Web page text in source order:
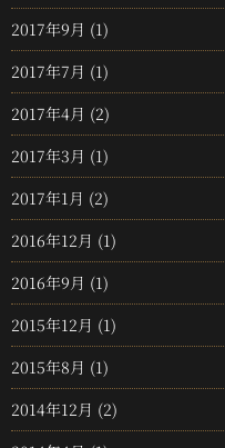
2017年9月 (1)
2017年7月 (1)
2017年4月 (2)
2017年3月 (1)
2017年1月 (2)
2016年12月 (1)
2016年9月 (1)
2015年12月 (1)
2015年8月 (1)
2014年12月 (2)